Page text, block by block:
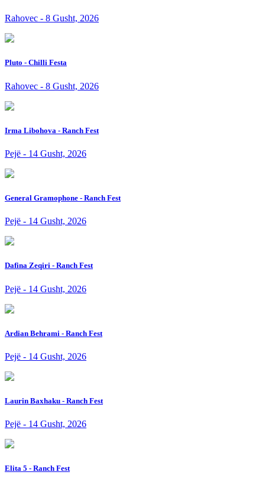
Rahovec - 8 Gusht, 2026
Pluto - Chilli Festa
Rahovec - 8 Gusht, 2026
Irma Libohova - Ranch Fest
Pejë - 14 Gusht, 2026
General Gramophone - Ranch Fest
Pejë - 14 Gusht, 2026
Dafina Zeqiri - Ranch Fest
Pejë - 14 Gusht, 2026
Ardian Behrami - Ranch Fest
Pejë - 14 Gusht, 2026
Laurin Baxhaku - Ranch Fest
Pejë - 14 Gusht, 2026
Elita 5 - Ranch Fest